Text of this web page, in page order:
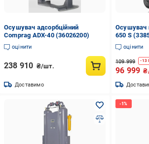
Осушувач адсорбційний
Comprag ADX-40 (36026200)
оцінити
238 910 ₴/шт.
Доставимо
Осушувач
650 S
оцінити
109 999 -13
96 999